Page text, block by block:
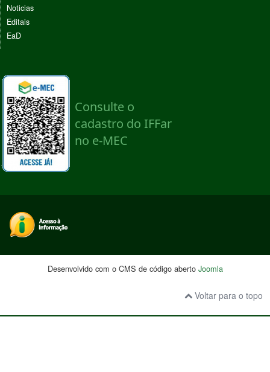
Noticias
Editais
EaD
Desenvolvido com o CMS de código aberto Joomla
Voltar para o topo